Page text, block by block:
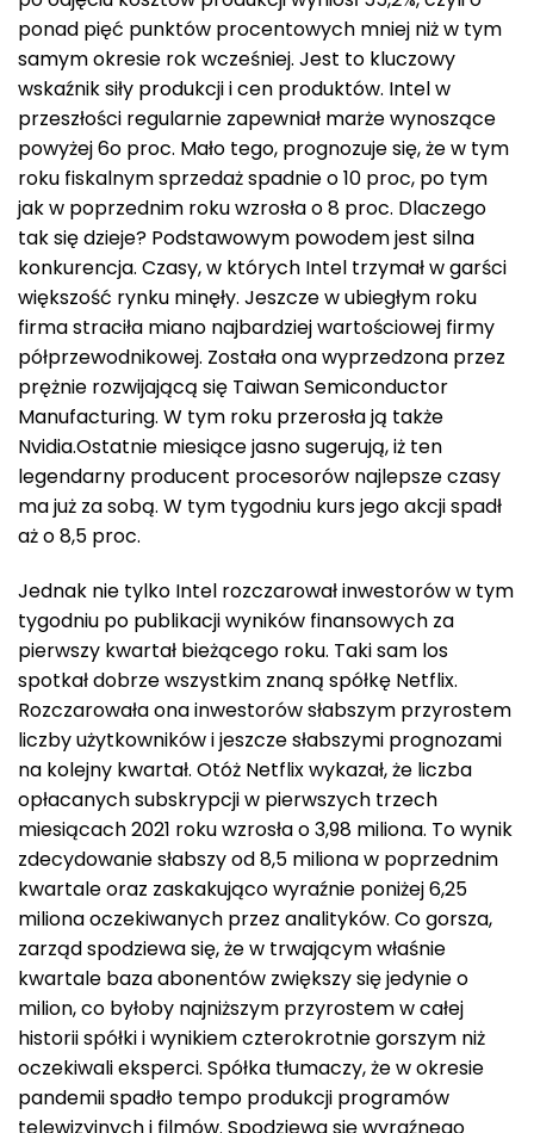
ponad pięć punktów procentowych mniej niż w tym
samym okresie rok wcześniej. Jest to kluczowy
wskaźnik siły produkcji i cen produktów. Intel w
przeszłości regularnie zapewniał marże wynoszące
powyżej 6o proc. Mało tego, prognozuje się, że w tym
roku fiskalnym sprzedaż spadnie o 10 proc, po tym
jak w poprzednim roku wzrosła o 8 proc. Dlaczego
tak się dzieje? Podstawowym powodem jest silna
konkurencja. Czasy, w których Intel trzymał w garści
większość rynku minęły. Jeszcze w ubiegłym roku
firma straciła miano najbardziej wartościowej firmy
półprzewodnikowej. Została ona wyprzedzona przez
prężnie rozwijającą się Taiwan Semiconductor
Manufacturing. W tym roku przerosła ją także
Nvidia.Ostatnie miesiące jasno sugerują, iż ten
legendarny producent procesorów najlepsze czasy
ma już za sobą. W tym tygodniu kurs jego akcji spadł
aż o 8,5 proc.
Jednak nie tylko Intel rozczarował inwestorów w tym
tygodniu po publikacji wyników finansowych za
pierwszy kwartał bieżącego roku. Taki sam los
spotkał dobrze wszystkim znaną spółkę Netflix.
Rozczarowała ona inwestorów słabszym przyrostem
liczby użytkowników i jeszcze słabszymi prognozami
na kolejny kwartał. Otóż Netflix wykazał, że liczba
opłacanych subskrypcji w pierwszych trzech
miesiącach 2021 roku wzrosła o 3,98 miliona. To wynik
zdecydowanie słabszy od 8,5 miliona w poprzednim
kwartale oraz zaskakująco wyraźnie poniżej 6,25
miliona oczekiwanych przez analityków. Co gorsza,
zarząd spodziewa się, że w trwającym właśnie
kwartale baza abonentów zwiększy się jedynie o
milion, co byłoby najniższym przyrostem w całej
historii spółki i wynikiem czterokrotnie gorszym niż
oczekiwali eksperci. Spółka tłumaczy, że w okresie
pandemii spadło tempo produkcji programów